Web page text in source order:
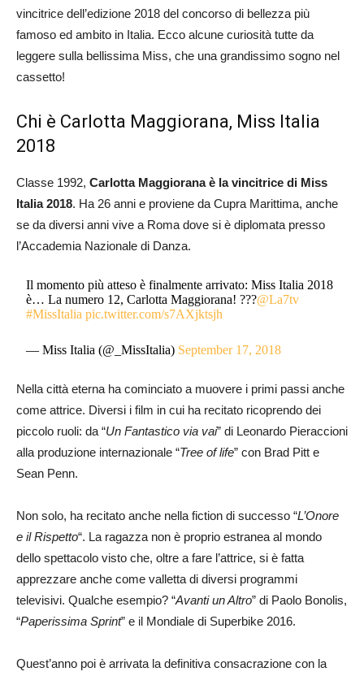
vincitrice dell’edizione 2018 del concorso di bellezza più
famoso ed ambito in Italia. Ecco alcune curiosità tutte da
leggere sulla bellissima Miss, che una grandissimo sogno nel
cassetto!
Chi è Carlotta Maggiorana, Miss Italia
2018
Classe 1992, Carlotta Maggiorana è la vincitrice di Miss
Italia 2018. Ha 26 anni e proviene da Cupra Marittima, anche
se da diversi anni vive a Roma dove si è diplomata presso
l’Accademia Nazionale di Danza.
Il momento più atteso è finalmente arrivato: Miss Italia 2018
è… La numero 12, Carlotta Maggiorana! ???@La7tv
#MissItalia pic.twitter.com/s7AXjktsjh
— Miss Italia (@_MissItalia) September 17, 2018
Nella città eterna ha cominciato a muovere i primi passi anche
come attrice. Diversi i film in cui ha recitato ricoprendo dei
piccolo ruoli: da “Un Fantastico via vai” di Leonardo Pieraccioni
alla produzione internazionale “Tree of life” con Brad Pitt e
Sean Penn.
Non solo, ha recitato anche nella fiction di successo “L’Onore
e il Rispetto“. La ragazza non è proprio estranea al mondo
dello spettacolo visto che, oltre a fare l’attrice, si è fatta
apprezzare anche come valletta di diversi programmi
televisivi. Qualche esempio? “Avanti un Altro” di Paolo Bonolis,
“Paperissima Sprint” e il Mondiale di Superbike 2016.
Quest’anno poi è arrivata la definitiva consacrazione con la